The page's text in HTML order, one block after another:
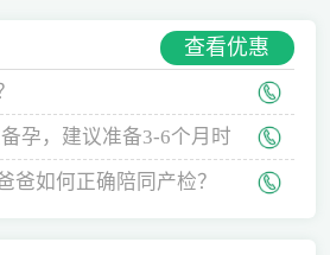
查看优惠
孕，建议准备3-6个月时
爸如何正确陪同产检？